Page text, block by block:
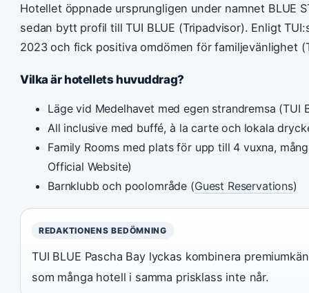
Hotellet öppnade ursprungligen under namnet BLUE
sedan bytt profil till TUI BLUE (Tripadvisor). Enligt
2023 och fick positiva omdömen för familjevänlighet
Vilka är hotellets huvuddrag?
Läge vid Medelhavet med egen strandremsa (TUI
All inclusive med buffé, à la carte och lokala
Family Rooms med plats för upp till 4 vuxna,
Official Website)
Barnklubb och poolområde (Guest Reservations)
REDAKTIONENS BEDÖMNING
TUI BLUE Pascha Bay lyckas kombinera
som många hotell i samma prisklass inte når.